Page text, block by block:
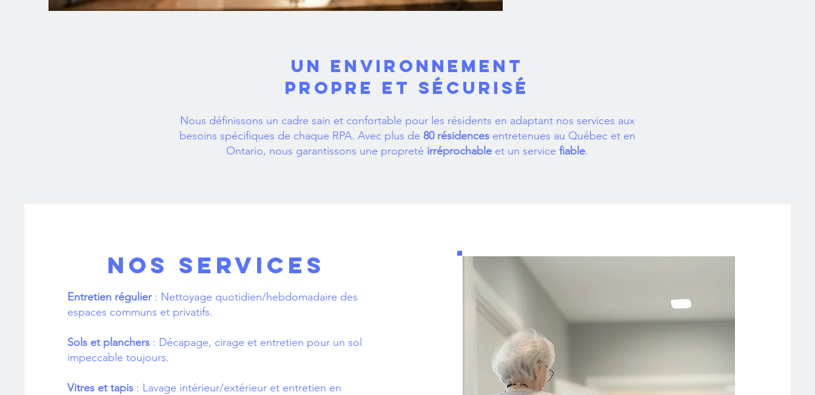
UN ENVIRONNEMENT
PROPRE ET SÉCURISÉ
Nous définissons un cadre sain et confortable pour les résidents en adaptant nos services aux
besoins spécifiques de chaque RPA. Avec plus de 80 résidencesentretenues au Québec et en
Ontario, nous garantissons une propreté irréprochable et un service fiable.
NOS SERVICES
Entretien régulier : Nettoyage quotidien/hebdomadaire des
espaces communs et privatifs.
Sols et planchers : Décapage, cirage et entretien pour un sol
impeccable toujours.
Vitres et tapis : Lavage intérieur/extérieur et entretien en